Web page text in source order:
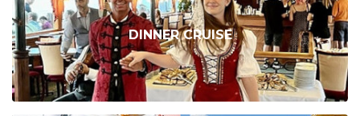
DINNER CRUISE